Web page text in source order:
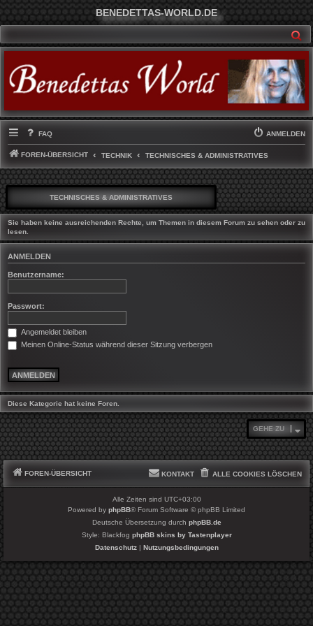
BENEDETTAS-WORLD.DE
FAQ ANMELDEN
FOREN-ÜBERSICHT TECHNIK TECHNISCHES & ADMINISTRATIVES
TECHNISCHES & ADMINISTRATIVES
Sie haben keine ausreichenden Rechte, um Themen in diesem Forum zu sehen oder zu
lesen.
ANMELDEN
Benutzername:
Passwort:
Angemeldet bleiben
Meinen Online-Status während dieser Sitzung verbergen
Diese Kategorie hat keine Foren.
GEHE ZU
FOREN-ÜBERSICHT ALLE COOKIES LÖSCHEN
KONTAKT
Alle Zeiten sind UTC+03:00
Powered by phpBB® Forum Software © phpBB Limited
Deutsche Übersetzung durch phpBB.de
Style: Blackfog phpBB skins by Tastenplayer
Datenschutz| Nutzungsbedingungen